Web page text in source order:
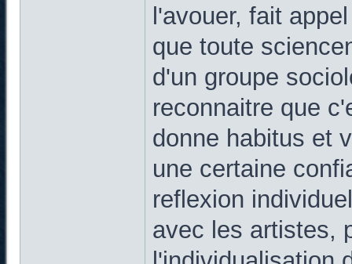
l'avouer, fait
que toute
d'un groupe
reconnaitre que
donne habitus et
une certaine
reflexion
avec les artistes,